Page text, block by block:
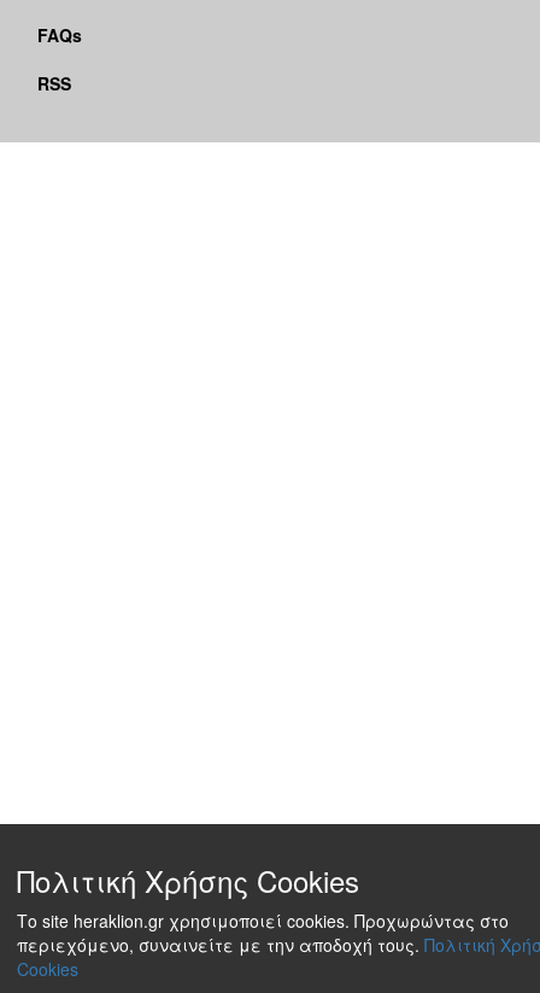
FAQs
RSS
Πολιτική Χρήσης Cookies
Το site heraklion.gr χρησιμοποιεί cookies. Προχωρώντας στο
περιεχόμενο, συναινείτε με την αποδοχή τους. Πολιτική
Cookies